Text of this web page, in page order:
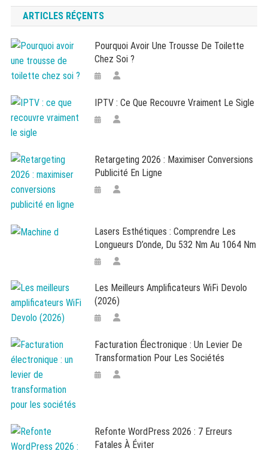
ARTICLES RÉÇENTS
Pourquoi Avoir Une Trousse De Toilette
Chez Soi ?
IPTV : Ce Que Recouvre Vraiment Le Sigle
Retargeting 2026 : Maximiser Conversions
Publicité En Ligne
Lasers Esthétiques : Comprendre Les
Longueurs D’onde, Du 532 Nm Au 1064 Nm
Les Meilleurs Amplificateurs WiFi Devolo
(2026)
Facturation Électronique : Un Levier De
Transformation Pour Les Sociétés
Refonte WordPress 2026 : 7 Erreurs
Fatales À Éviter